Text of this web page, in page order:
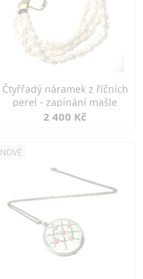
Čtyřřadý náramek z říčních
perel - zapínání mašle
2 400 Kč
NOVÉ